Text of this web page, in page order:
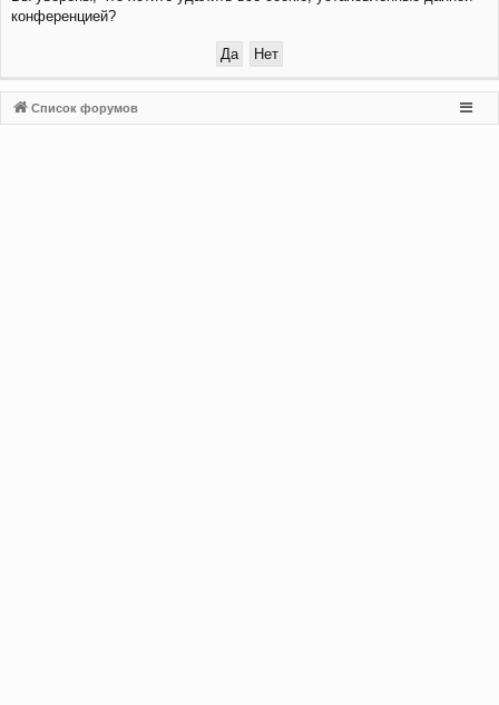
и
конференцией?
Список форумов